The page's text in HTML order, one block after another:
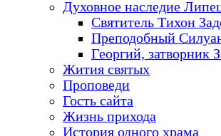
Духовное наследие
Святитель Тихон
Преподобный
Георгий, затворник
Жития святых
Проповеди
Гость сайта
Жизнь прихода
История одного храма